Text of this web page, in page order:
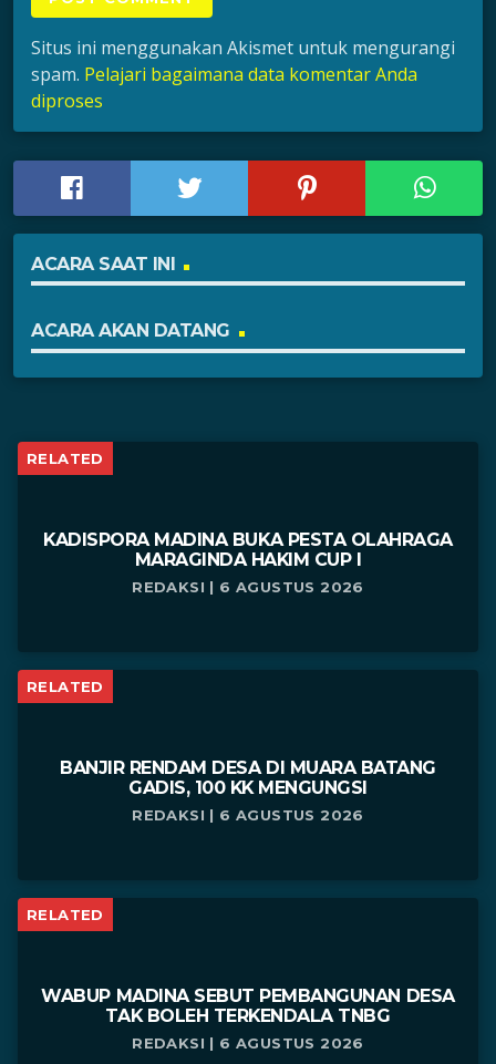
Situs ini menggunakan Akismet untuk mengurangi
spam. Pelajari bagaimana data komentar Anda
diproses
ACARA SAAT INI
ACARA AKAN DATANG
RELATED
KADISPORA MADINA BUKA PESTA OLAHRAGA
MARAGINDA HAKIM CUP I
REDAKSI | 6 AGUSTUS 2026
RELATED
BANJIR RENDAM DESA DI MUARA BATANG
GADIS, 100 KK MENGUNGSI
REDAKSI | 6 AGUSTUS 2026
RELATED
WABUP MADINA SEBUT PEMBANGUNAN DESA
TAK BOLEH TERKENDALA TNBG
REDAKSI | 6 AGUSTUS 2026